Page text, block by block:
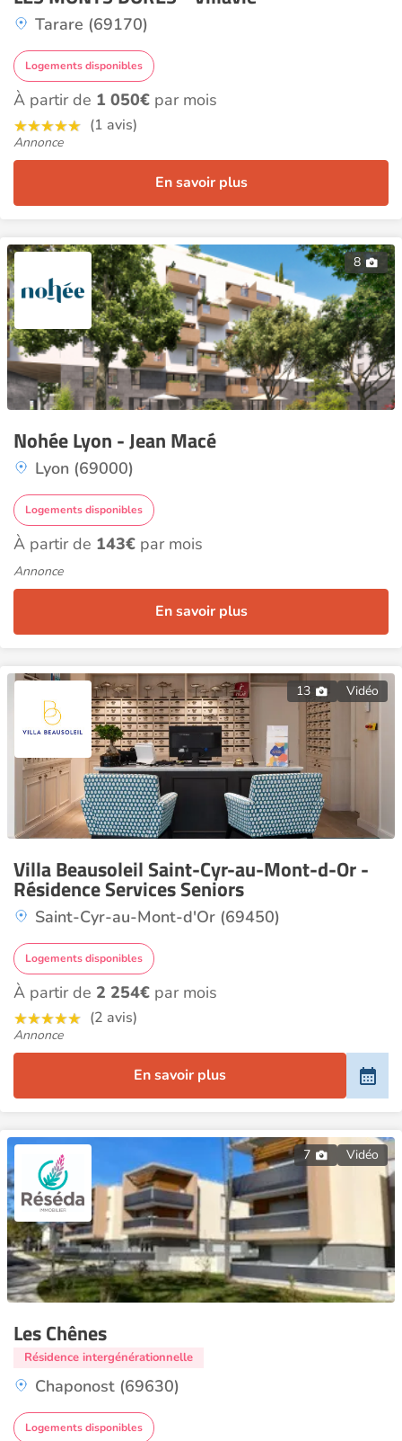
Tarare (69170)
Logements disponibles
À partir de 1 050€ par mois
(1 avis)
Annonce
En savoir plus
8
Nohée Lyon - Jean Macé
Lyon (69000)
Logements disponibles
À partir de 143€ par mois
Annonce
En savoir plus
13 Vidéo
Villa Beausoleil Saint-Cyr-au-Mont-d-Or -
Résidence Services Seniors
Saint-Cyr-au-Mont-d'Or (69450)
Logements disponibles
À partir de 2 254€ par mois
(2 avis)
Annonce
En savoir plus
7 Vidéo
Les Chênes
Résidence intergénérationnelle
Chaponost (69630)
Logements disponibles